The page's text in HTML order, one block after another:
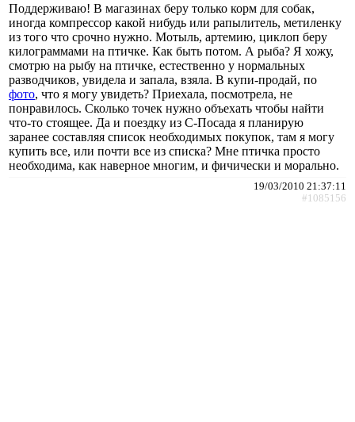
Поддерживаю! В магазинах беру только корм для собак,
иногда компрессор какой нибудь или рапылитель, метиленку
из того что срочно нужно. Мотыль, артемию, циклоп беру
килограммами на птичке. Как быть потом. А рыба? Я хожу,
смотрю на рыбу на птичке, естественно у нормальных
разводчиков, увидела и запала, взяла. В купи-продай, по
фото, что я могу увидеть? Приехала, посмотрела, не
понравилось. Сколько точек нужно объехать чтобы найти
что-то стоящее. Да и поездку из С-Посада я планирую
заранее составляя список необходимых покупок, там я могу
купить все, или почти все из списка? Мне птичка просто
необходима, как наверное многим, и фичически и морально.
19/03/2010 21:37:11
#1085156